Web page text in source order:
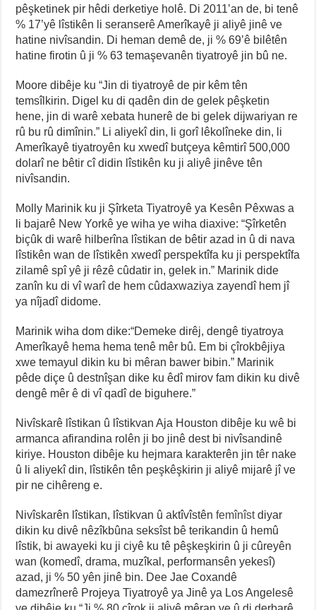
pêşketinek pir hêdi derketiye holê. Di 2011’an de, bi tenê
% 17’yê lîstikên li seranserê Amerîkayê ji aliyê jinê ve
hatine nivîsandin. Di heman demê de, ji % 69’ê bilêtên
hatine firotin û ji % 63 temaşevanên tiyatroyê jin bû ne.
Moore dibêje ku “Jin di tiyatroyê de pir kêm tên
temsîlkirin. Digel ku di qadên din de gelek pêşketin
hene, jin di warê xebata hunerê de bi gelek dijwariyan re
rû bu rû dimînin.” Li aliyekî din, li gorî lêkolîneke din, li
Amerîkayê tiyatroyên ku xwedî butçeya kêmtirî 500,000
dolarî ne bêtir cî didin lîstikên ku ji aliyê jinêve tên
nivîsandin.
Molly Marinik ku ji Şîrketa Tiyatroyê ya Kesên Pêxwas a
li bajarê New Yorkê ye wiha ye wiha diaxive: “Şîrketên
biçûk di warê hilberîna lîstikan de bêtir azad in û di nava
lîstikên wan de lîstikên xwedî perspektîfa ku ji perspektîfa
zilamê spî yê ji rêzê cûdatir in, gelek in.” Marinik dide
zanîn ku di vî warî de hem cûdaxwaziya zayendî hem jî
ya nîjadî didome.
Marinik wiha dom dike:“Demeke dirêj, dengê tiyatroya
Amerîkayê hema hema tenê mêr bû. Em bi çîrokbêjiya
xwe temayul dikin ku bi mêran bawer bibin.” Marinik
pêde diçe û destnîşan dike ku êdî mirov fam dikin ku divê
dengê mêr ê di vî qadî de biguhere.”
Nivîskarê lîstikan û lîstikvan Aja Houston dibêje ku wê bi
armanca afirandina rolên ji bo jinê dest bi nivîsandinê
kiriye. Houston dibêje ku hejmara karakterên jin têr nake
û li aliyekî din, lîstikên tên peşkêşkirin ji aliyê mijarê jî ve
pir ne cihêreng e.
Nivîskarên lîstikan, lîstikvan û aktîvîstênfemînîstdiyar
dikin ku divê nêzîkbûna seksîst bê terikandin û hemû
lîstik, bi awayeki ku ji ciyê ku tê pêşkeşkirin û ji cûreyên
wan (komedî, drama, muzîkal, performansên yekesî)
azad, ji % 50 yên jinê bin. Dee Jae Coxandê
damezrînerê Projeya Tiyatroyê ya Jinê ya Los Angelesê